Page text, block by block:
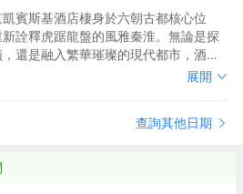
賓斯基酒店棲身於六朝古都核心位
詮釋虎踞龍盤的風雅秦淮。無論是探
還是融入繁華璀璨的現代都市，酒店
凱賓斯基酒店棲身於六朝古都核心位
供理想的居停之所。
展開
查詢其他日期